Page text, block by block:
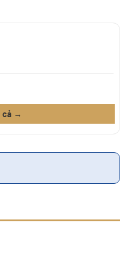
cả →